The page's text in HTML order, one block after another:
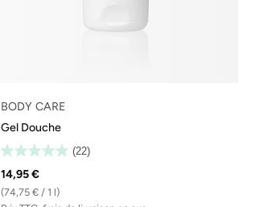
BODY CARE
Gel Douche
(22)
14,95 €
(74,75 € / 1 l)